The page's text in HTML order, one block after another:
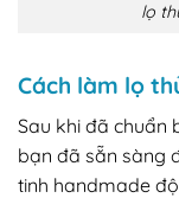
lọ
Cách làm lọ
Sau khi đã chuẩn
bạn đã sẵn sàng
tinh handmade